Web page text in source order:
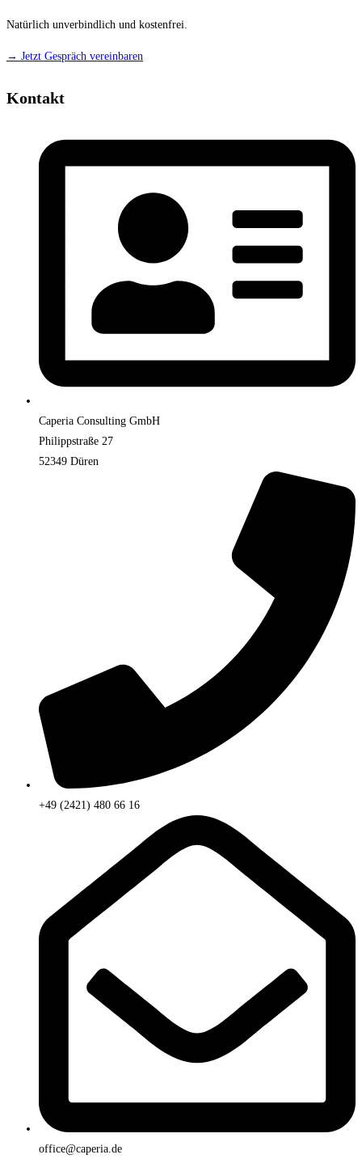
Natürlich unverbindlich und kostenfrei.
→ Jetzt Gespräch vereinbaren
Kontakt
Caperia Consulting GmbH
Philippstraße 27
52349 Düren
+49 (2421) 480 66 16
office@caperia.de